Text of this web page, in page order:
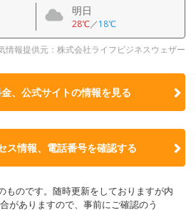
明日
28℃／18℃
情報提供元：株式会社ライフビジネスウェザー
、公式サイトの情報を見る
ス情報、電話番号を確認する
ものです。随時更新をしておりますが内
がありますので、事前にご確認のう